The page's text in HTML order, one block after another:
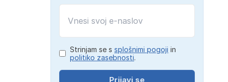
Strinjam se s splošnimi pogoji in
politiko zasebnosti.
Prijavi se